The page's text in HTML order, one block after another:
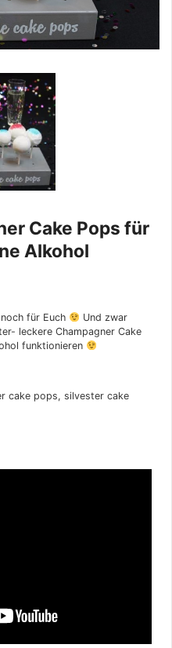
Cake Pops für
Alkohol
für Euch
Und zwar
leckere Champagner Cake
funktionieren
cake pops, silvester cake